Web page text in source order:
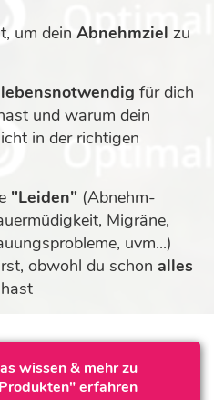
um dein Abnehmziel zu
lebensnotwendig für dich
und warum dein
in der richtigen
"Leiden" (Abnehm-
Migräne,
uvm...)
obwohl du schon alles
wissen & mehr zu
erfahren